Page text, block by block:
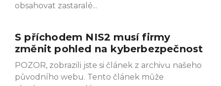
obsahovat zastaralé
S příchodem NIS2 musí firmy
změnit pohled na kyberbezpečnost
POZOR, zobrazili jste si článek z archivu našeho
původního webu. Tento článek může